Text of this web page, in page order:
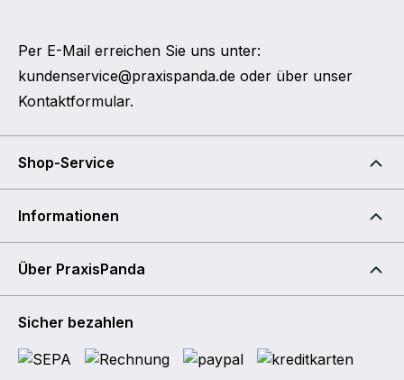
Per E-Mail erreichen Sie uns unter:
kundenservice@praxispanda.de oder über unser
Kontaktformular.
Shop-Service
Informationen
Über PraxisPanda
Sicher bezahlen